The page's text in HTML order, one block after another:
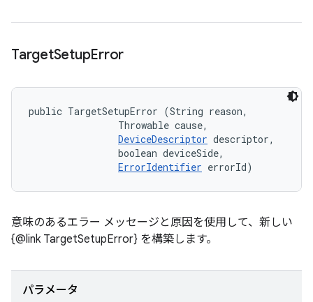
TargetSetupError
public TargetSetupError (String reason,
                Throwable cause,
DeviceDescriptor descriptor,
                boolean deviceSide,
ErrorIdentifier errorId)
意味のあるエラー メッセージと原因を使用して、新しい
{@link TargetSetupError} を構築します。
パラメータ